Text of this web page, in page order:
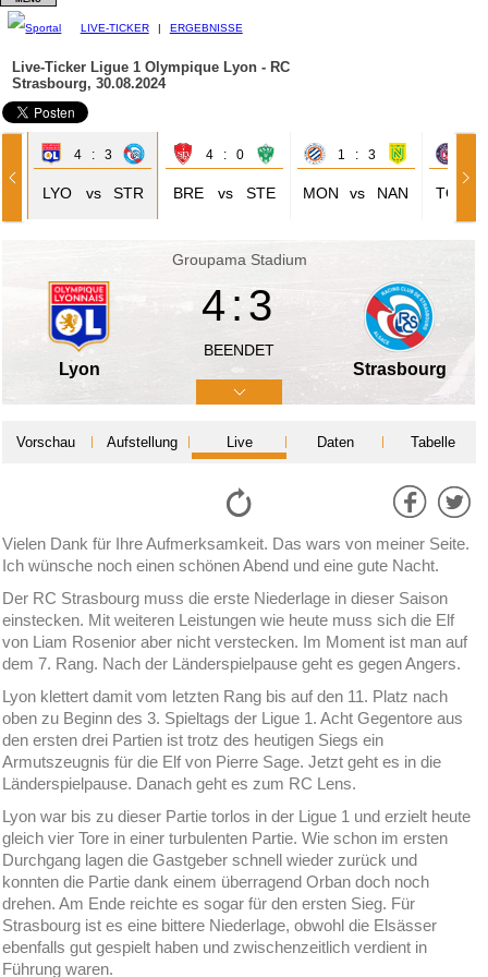
LIVE-TICKER | ERGEBNISSE
Live-Ticker Ligue 1 Olympique Lyon - RC
Strasbourg, 30.08.2024
4 : 3
LYO vs STR
4 : 0
BRE vs STE
1 : 3
MON vs NAN TOU
Groupama Stadium
Lyon
4:3
BEENDET
Strasbourg
Vorschau Aufstellung Live Daten Tabelle
Vielen Dank für Ihre Aufmerksamkeit. Das wars von meiner Seite.
Ich wünsche noch einen schönen Abend und eine gute Nacht.
Der RC Strasbourg muss die erste Niederlage in dieser Saison
einstecken. Mit weiteren Leistungen wie heute muss sich die Elf
von Liam Rosenior aber nicht verstecken. Im Moment ist man auf
dem 7. Rang. Nach der Länderspielpause geht es gegen Angers.
Lyon klettert damit vom letzten Rang bis auf den 11. Platz nach
oben zu Beginn des 3. Spieltags der Ligue 1. Acht Gegentore aus
den ersten drei Partien ist trotz des heutigen Siegs ein
Armutszeugnis für die Elf von Pierre Sage. Jetzt geht es in die
Länderspielpause. Danach geht es zum RC Lens.
Lyon war bis zu dieser Partie torlos in der Ligue 1 und erzielt heute
gleich vier Tore in einer turbulenten Partie. Wie schon im ersten
Durchgang lagen die Gastgeber schnell wieder zurück und
konnten die Partie dank einem überragend Orban doch noch
drehen. Am Ende reichte es sogar für den ersten Sieg. Für
Strasbourg ist es eine bittere Niederlage, obwohl die Elsässer
ebenfalls gut gespielt haben und zwischenzeitlich verdient in
Führung waren.